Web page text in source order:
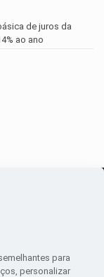
de juros da
ao ano
para
personalizar